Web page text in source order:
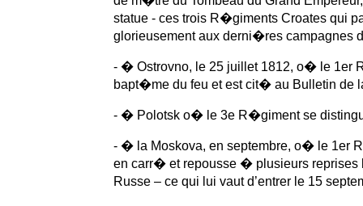
statue - ces trois R�giments Croates qui
glorieusement aux derni�res campagnes
- � Ostrovno, le 25 juillet 1812, o� le 1er
bapt�me du feu et est cit� au Bulletin de
- � Polotsk o� le 3e R�giment se
- � la Moskova, en septembre, o� le 1er
en carr� et repousse � plusieurs reprises
Russe – ce qui lui vaut d’entrer le 15